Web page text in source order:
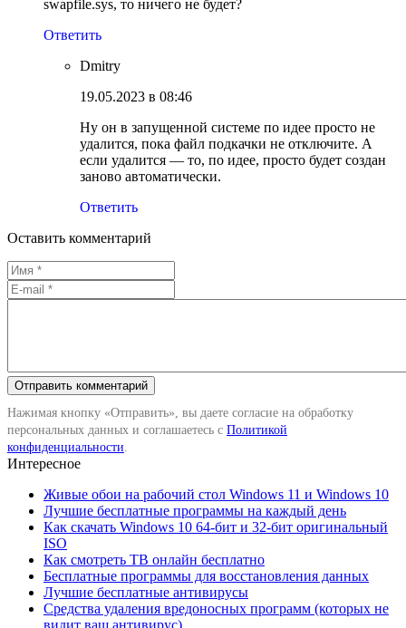
swapfile.sys, то ничего не будет?
Ответить
Dmitry
19.05.2023 в 08:46
Ну он в запущенной системе по идее просто не
удалится, пока файл подкачки не отключите. А
если удалится — то, по идее, просто будет создан
заново автоматически.
Ответить
Оставить комментарий
Нажимая кнопку «Отправить», вы даете согласие на обработку
персональных данных и соглашаетесь с Политикой
конфиденциальности
Интересное
Живые обои на рабочий стол Windows 11 и Windows 10
Лучшие бесплатные программы на каждый день
Как скачать Windows 10 64-бит и 32-бит оригинальный
ISO
Как смотреть ТВ онлайн бесплатно
Бесплатные программы для восстановления данных
Лучшие бесплатные антивирусы
Средства удаления вредоносных программ (которых не
видит ваш антивирус)